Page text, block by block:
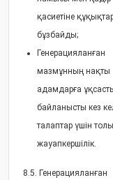
қасиетіне
бұзбайды;
Генерацияланған
мазмұнның нақты
адамдарға
байланысты кез
талаптар үшін
жауапкершілік.
8.5. Генерацияланған